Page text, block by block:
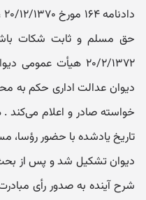
۲۰/۲/۱۳۷۲ هیأت
دیوان عدالت اداری حکم به
خواسته صادر و اعلام می‌کند
تاریخ یادشده با حضور
دیوان تشکیل شد و پس از بحث
شرح آینده به صدور رأی